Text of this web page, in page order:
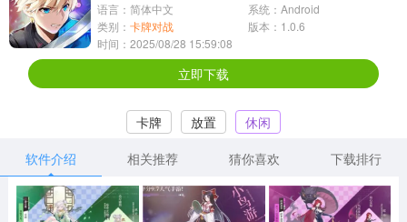
休闲益智
13387款应用
2196款应用
418款应用
音乐舞蹈
269款应用
2716款应用
515款应用
语言：简体中文
系统：Android
类别： 卡牌对战
版本：1.0.6
时间：2025/08/28 15:59:08
立即下载
卡牌 放置
休闲
软件介绍
相关推荐 猜你喜欢 下载排行